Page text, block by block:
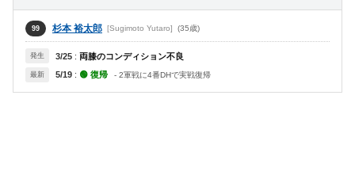
99 杉本 裕太郎 [Sugimoto Yutaro] (35歳)
発生 3/25 : 両膝のコンディション不良
最新 5/19 : 🟢 復帰 - 2軍戦に4番DHで実戦復帰